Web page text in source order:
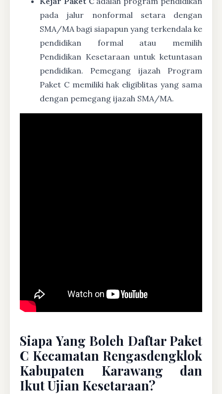
pada jalur nonformal setara dengan
SMA/MA bagi siapapun yang terkendala ke
pendidikan formal atau memilih
Pendidikan Kesetaraan untuk ketuntasan
pendidikan. Pemegang ijazah Program
Paket C memiliki hak eligiblitas yang sama
dengan pemegang ijazah SMA/MA.
Siapa Yang Boleh Daftar Paket
C Kecamatan Rengasdengklok
Kabupaten Karawang dan
Ikut Ujian Kesetaraan?